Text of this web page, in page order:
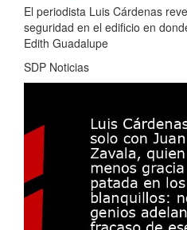
El periodista Luis Cárdenas
seguridad en el edificio en
Edith Guadalupe
SDP Noticias